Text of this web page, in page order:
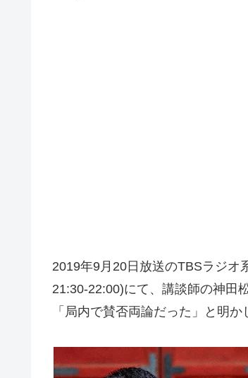
2019年9月20日放送のTBSラジオ
21:30-22:00)にて、講談師の神田
「局内で賛否両論だった」と明か